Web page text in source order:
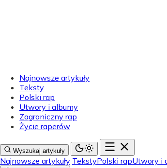
Najnowsze artykuły
Teksty
Polski rap
Utwory i albumy
Zagraniczny rap
Życie raperów
Wyszukaj artykuły
Najnowsze artykuły TekstyPolski rapUtwory i